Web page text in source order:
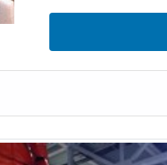
e o controle do
tem como ponto de